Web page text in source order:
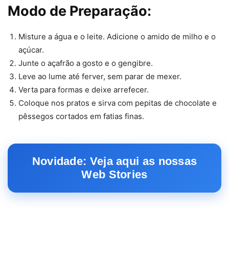
Modo de Preparação:
Misture a água e o leite. Adicione o amido de milho e o
açúcar.
Junte o açafrão a gosto e o gengibre.
Leve ao lume até ferver, sem parar de mexer.
Verta para formas e deixe arrefecer.
Coloque nos pratos e sirva com pepitas de chocolate e
pêssegos cortados em fatias finas.
Novidade: Veja aqui as nossas
Web Stories